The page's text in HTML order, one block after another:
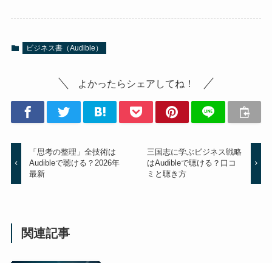
ビジネス書（Audible）
よかったらシェアしてね！
「思考の整理」全技術は
Audibleで聴ける？2026年
最新
三国志に学ぶビジネス戦略
はAudibleで聴ける？口コ
ミと聴き方
関連記事